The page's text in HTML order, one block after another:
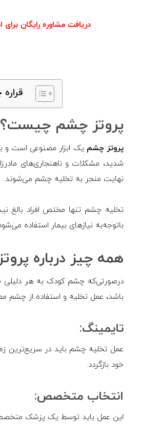
دریافت مشاوره رایگان
پروتز چشم چیست؟
پروتز چشم یک ابزار مصنوعی است و
شدید، مشکلات و ناهنجاری‌های
نهایت منجر به تخلیه چشم می‌شوند.
تخلیه چشم تنها مختص افراد بالغ
باتوجه‌به نیازهای بیمار استفاده
همه چیز درباره
درصورتی‌که چشم کودک به هر دلیلی
باشد، عمل تخلیه و استفاده از چشم
تایمینگ:
عمل تخلیه چشم باید در سریع‌ترین
خود بازگردد.
انتخاب متخصص:
این عمل باید توسط یک پزشک